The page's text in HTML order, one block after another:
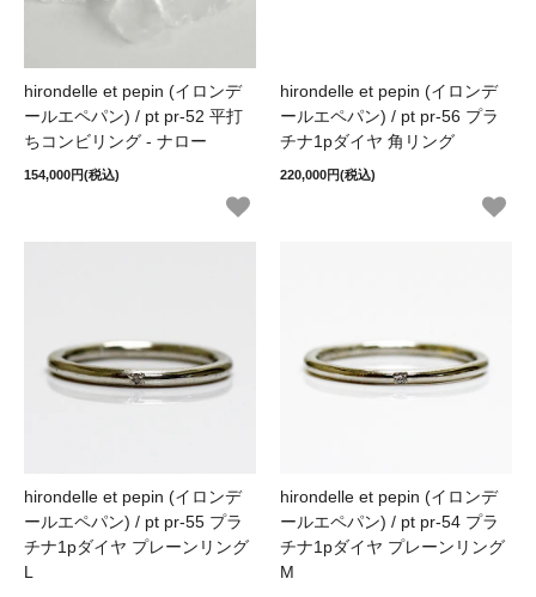
hirondelle et pepin (イロンデ
ールエペパン) / pt pr-52 平打
ちコンビリング - ナロー
154,000円(税込)
hirondelle et pepin (イロンデ
ールエペパン) / pt pr-56 プラ
チナ1pダイヤ 角リング
220,000円(税込)
hirondelle et pepin (イロンデ
ールエペパン) / pt pr-55 プラ
チナ1pダイヤ プレーンリング
L
hirondelle et pepin (イロンデ
ールエペパン) / pt pr-54 プラ
チナ1pダイヤ プレーンリング
M